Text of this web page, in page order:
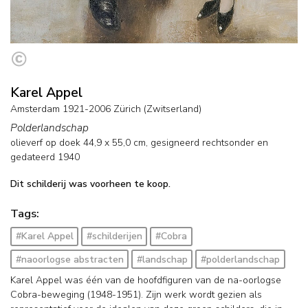
Karel Appel
Amsterdam 1921-2006 Zürich (Zwitserland)
Polderlandschap
olieverf op doek 44,9 x 55,0 cm, gesigneerd rechtsonder en
gedateerd 1940
Dit schilderij was voorheen te koop.
Tags:
#Karel Appel #schilderijen
#Cobra
#naoorlogse abstracten
#landschap
#polderlandschap
Karel Appel was één van de hoofdfiguren van de na-oorlogse
Cobra-beweging (1948-1951). Zijn werk wordt gezien als